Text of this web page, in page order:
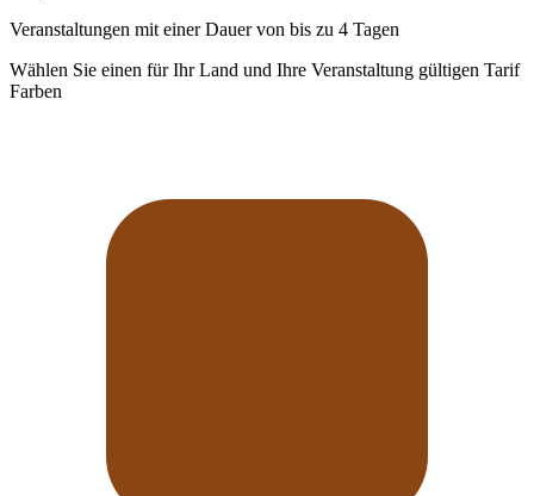
Veranstaltungen mit einer Dauer von bis zu 4 Tagen
Wählen Sie einen für Ihr Land und Ihre Veranstaltung gültigen Tarif
Farben